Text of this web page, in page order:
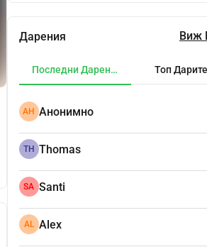
Дарения Виж
Последни Дарения Топ
АН Анонимно
TH Thomas
SA Santi
AL Alex